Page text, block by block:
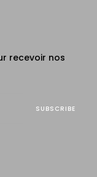
recevoir nos
SUBSCRIBE